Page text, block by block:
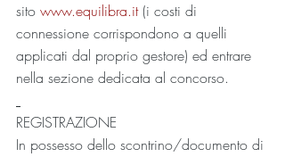
sito www.equilibra.it (i costi di
connessione corrispondono a quelli
applicati dal proprio gestore) ed entrare
nella sezione dedicata al concorso.
REGISTRAZIONE
In possesso dello scontrino/documento di